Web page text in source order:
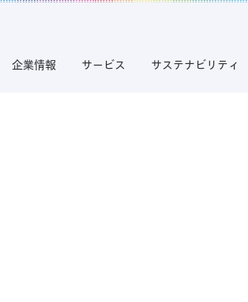
企業情報 サービス サステナビリティ